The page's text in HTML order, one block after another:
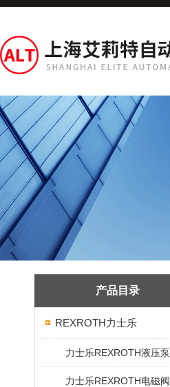
产品目录
REXROTH力士乐
力士乐REXROTH液压泵
力士乐REXROTH电磁阀